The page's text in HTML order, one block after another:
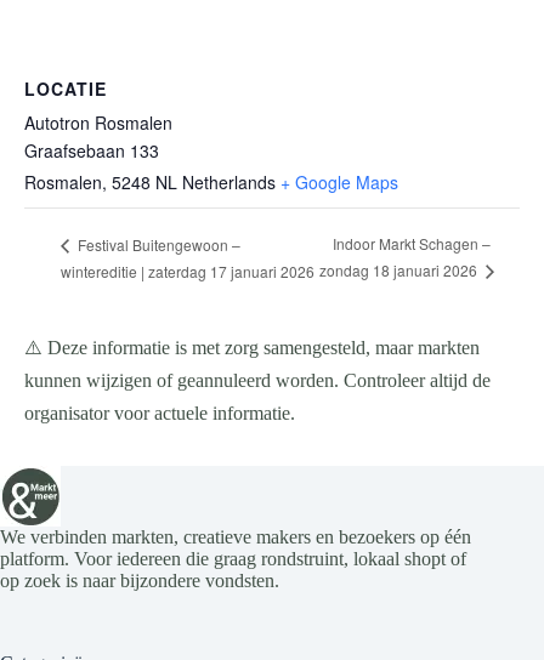
LOCATIE
Autotron Rosmalen
Graafsebaan 133
Rosmalen, 5248 NL Netherlands + Google Maps
Festival Buitengewoon –
wintereditie | zaterdag 17 januari 2026
Indoor Markt Schagen –
zondag 18 januari 2026
⚠️ Deze informatie is met zorg samengesteld, maar markten
kunnen wijzigen of geannuleerd worden. Controleer altijd de
organisator voor actuele informatie.
We verbinden markten, creatieve makers en bezoekers op één
platform. Voor iedereen die graag rondstruint, lokaal shopt of
op zoek is naar bijzondere vondsten.